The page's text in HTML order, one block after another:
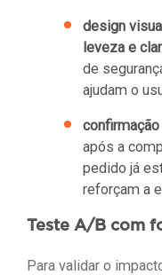
design
leveza e
de
ajudam o
após a
pedido já
reforçam a
Teste A/B com
Para validar o